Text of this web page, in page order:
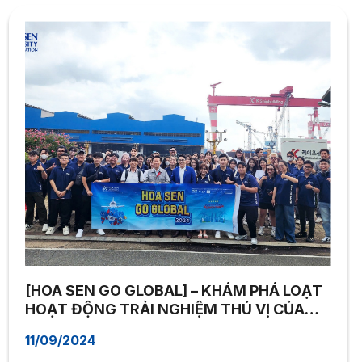
[HOA SEN GO GLOBAL] – KHÁM PHÁ LOẠT
HOẠT ĐỘNG TRẢI NGHIỆM THÚ VỊ CỦA
11/09/2024